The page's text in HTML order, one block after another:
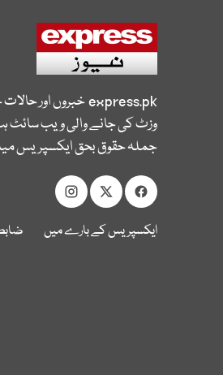
express.pkخبروں اور
وزٹ کی جانے والی ویب سائٹ
جملہ حقوق بحق ایکسپریس
ایکسپریس کے بارے میں